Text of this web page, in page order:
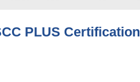
PLUS Certification